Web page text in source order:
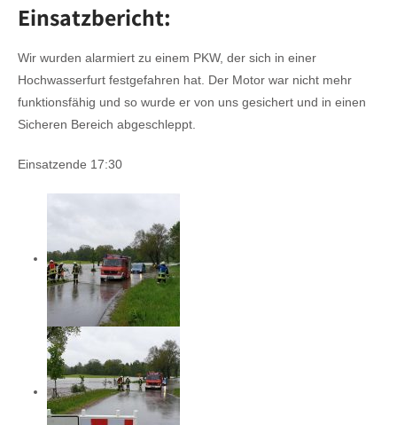
Einsatzbericht:
Wir wurden alarmiert zu einem PKW, der sich in einer
Hochwasserfurt festgefahren hat. Der Motor war nicht mehr
funktionsfähig und so wurde er von uns gesichert und in einen
Sicheren Bereich abgeschleppt.
Einsatzende 17:30